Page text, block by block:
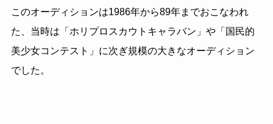
このオーディションは1986年から89年までおこなわれ
た、当時は「ホリプロスカウトキャラバン」や「国民的
美少女コンテスト」に次ぎ規模の大きなオーディション
でした。